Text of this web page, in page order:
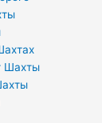
Шахты